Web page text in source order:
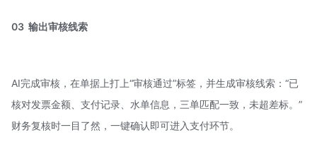
03 输出审核线索
AI完成审核，在单据上打上“审核通过”标签，并生成审核线索：“已
核对发票金额、支付记录、水单信息，三单匹配一致，未超差标。”
财务复核时一目了然，一键确认即可进入支付环节。